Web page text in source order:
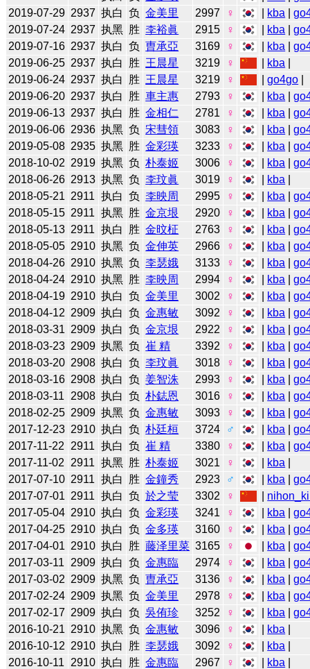
2019-07-29 2937 执白 负 金美里 2997 ♀ kba |
2019-07-24 2937 执黑 胜 李裕眞 2915 ♀ kba |
2019-07-16 2937 执白 负 曺承亞 3169 ♀ kba |
2019-06-25 2937 执白 胜 王晨星 3219 ♀ kba
2019-06-24 2937 执白 胜 王晨星 3219 ♀ |go4go
2019-06-20 2937 执白 胜 車主惠 2793 ♀ kba |
2019-06-13 2937 执白 胜 金相仁 2781 ♀ kba |
2019-06-06 2936 执黑 负 宋彗領 3083 ♀ kba |
2019-05-08 2935 执黑 胜 金彩瑛 3233 ♀ kba |
2018-10-02 2919 执黑 负 朴泰姬 3006 ♀ kba |
2018-06-26 2913 执黑 负 李玟眞 3019 ♀ kba
2018-05-21 2911 执白 负 李映周 2995 ♀ kba |
2018-05-15 2911 执黑 胜 金京垠 2920 ♀ kba |
2018-05-13 2911 执白 胜 金旼柾 2763 ♀ kba |
2018-05-05 2910 执黑 负 金伸英 2966 ♀ kba |
2018-04-26 2910 执黑 负 李瑟娥 3133 ♀ kba |
2018-04-24 2910 执黑 胜 李映周 2994 ♀ kba |
2018-04-19 2910 执白 负 金美里 3002 ♀ kba |
2018-04-12 2909 执白 负 金惠敏 3092 ♀ kba |
2018-03-31 2909 执白 负 金京垠 2922 ♀ kba |
2018-03-23 2909 执黑 负 崔 精 3392 ♀ kba |
2018-03-20 2908 执白 负 李玟眞 3018 ♀ kba |
2018-03-16 2908 执白 负 姜智洙 2993 ♀ kba |
2018-03-11
2908 执白 负 朴鋕恩 3016 ♀ kba |
2018-02-25 2909 执黑 负 金惠敏 3093 ♀ kba |
2017-12-23 2910 执白 负 朴廷桓 3724 ♂ kba |
2017-11-22
2911 执白 负 崔 精 3380 ♀ kba |
2017-11-02
2911 执黑 胜 朴泰姬 3021 ♀ kba
2017-07-10 2911 执白 胜 金鐘秀 2923 ♂ kba |
2017-07-01 2911 执白 负 於之莹 3302 ♀
2017-05-04 2910 执白 负 金彩瑛 3241 ♀ kba |
2017-04-25 2910 执白 负 金多瑛 3160 ♀ kba |
2017-04-01 2910 执白 胜 藤泽里菜 3165 ♀ kba |
2017-03-11
2909 执白 负 金惠臨 2974 ♀ kba |
2017-03-02 2909 执黑 负 曺承亞 3136 ♀ kba |
2017-02-24 2909 执黑 负 金美里 2978 ♀ kba |
2017-02-17 2909 执白 负 吳侑珍 3252 ♀ kba |
2016-10-21 2910 执黑 负 金惠敏 3096 ♀ kba
2016-10-12 2910 执白 胜 李瑟娥 3092 ♀ kba
2016-10-11
2910 执白 胜 金惠臨 2967 ♀ kba